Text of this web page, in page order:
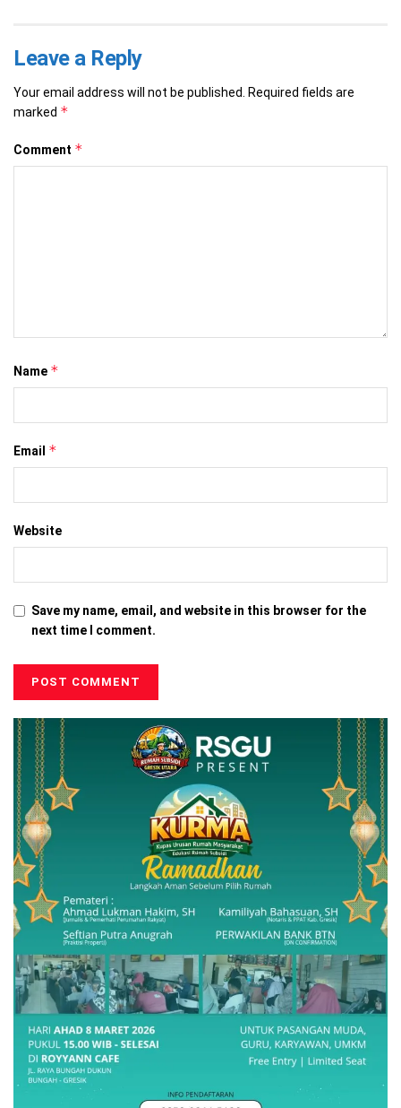
Leave a Reply
Your email address will not be published. Required fields are
marked *
Comment *
Name *
Email *
Website
Save my name, email, and website in this browser for the
next time I comment.